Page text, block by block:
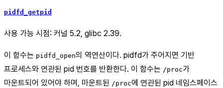
pidfd_getpid
사용 가능 시점: 커널 5.2, glibc 2.39.
이 함수는 pidfd_open의 역연산이다. pidfd가 주어지면 기반
프로세스와 연관된 pid 번호를 반환한다. 이 함수는 /proc가
마운트되어 있어야 하며, 마운트된 /proc에 연관된 pid 네임스페이스